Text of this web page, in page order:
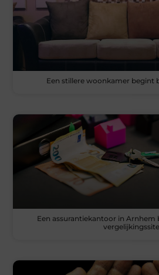
Een stillere woonkamer begint
Een assurantiekantoor in Arnhem
vergelijkingssite